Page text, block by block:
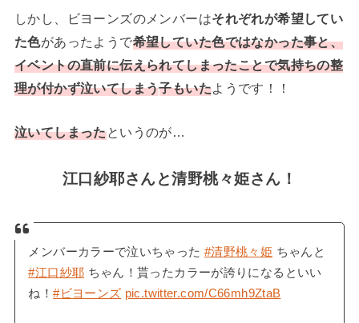
しかし、ビヨーンズのメンバーはそれぞれが希望してい
た色があったようで希望していた色ではなかった事と、
イベントの直前に伝えられてしまったことで気持ちの整
理が付かず泣いてしまう子もいたようです！！
泣いてしまったというのが…
江口紗耶さんと清野桃々姫さん！
メンバーカラーで泣いちゃった #清野桃々姫 ちゃんと
#江口紗耶 ちゃん！貰ったカラーが誇りになるといい
ね！#ビヨーンズ pic.twitter.com/C66mh9ZtaB